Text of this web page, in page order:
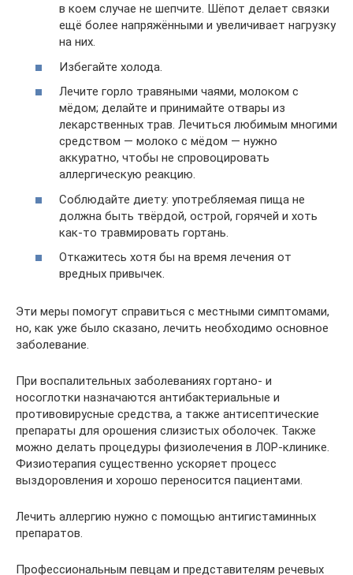
в коем случае не шепчите. Шёпот делает связки
ещё более напряжёнными и увеличивает нагрузку
на них.
Избегайте холода.
Лечите горло травяными чаями, молоком с
мёдом; делайте и принимайте отвары из
лекарственных трав. Лечиться любимым многими
средством — молоко с мёдом — нужно
аккуратно, чтобы не спровоцировать
аллергическую реакцию.
Соблюдайте диету: употребляемая пища не
должна быть твёрдой, острой, горячей и хоть
как-то травмировать гортань.
Откажитесь хотя бы на время лечения от
вредных привычек.
Эти меры помогут справиться с местными симптомами,
но, как уже было сказано, лечить необходимо основное
заболевание.
При воспалительных заболеваниях гортано- и
носоглотки назначаются антибактериальные и
противовирусные средства, а также антисептические
препараты для орошения слизистых оболочек. Также
можно делать процедуры физиолечения в ЛОР-клинике.
Физиотерапия существенно ускоряет процесс
выздоровления и хорошо переносится пациентами.
Лечить аллергию нужно с помощью антигистаминных
препаратов.
Профессиональным певцам и представителям речевых